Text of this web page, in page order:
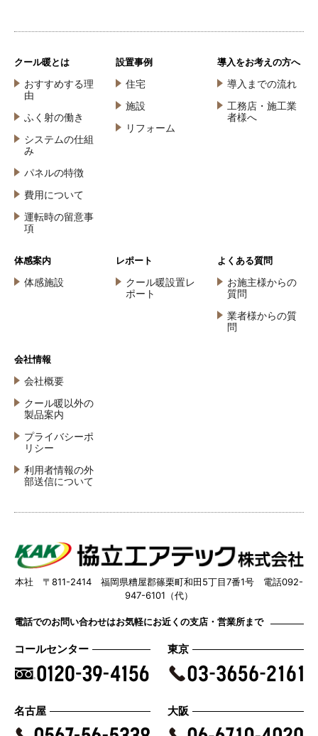
クール暖とは
おすすめする理
由
ふく射の働き
システムの仕組
み
パネルの特徴
費用について
運転時の留意事
項
設置事例
住宅
施設
リフォーム
導入をお考えの方へ
導入までの流れ
工務店・施工業
者様へ
体感案内
体感施設
レポート
クール暖設置レ
ポート
よくある質問
お施主様からの
質問
業者様からの質
問
会社情報
会社概要
クール暖以外の
製品案内
プライバシーポ
リシー
利用者情報の外
部送信について
本社 〒811-2414 福岡県糟屋郡篠栗町和田5丁目7番1号 電話092-
947-6101（代）
電話でのお問い合わせはお気軽にお近くの支店・営業所まで
コールセンター 東京
名古屋 大阪